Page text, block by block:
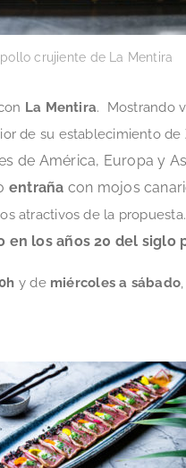
crujiente de La Mentira
La Mentira. Mostrando
de su establecimiento
de América, Europa y
entraña con mojos
atractivos de la
en los años 20 del siglo
y de miércoles a sábado